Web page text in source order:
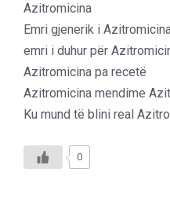
Azitromicina
Emri gjenerik i
emri i duhur për
Azitromicina pa recetë
Azitromicina mendime
Ku mund të blini real
0